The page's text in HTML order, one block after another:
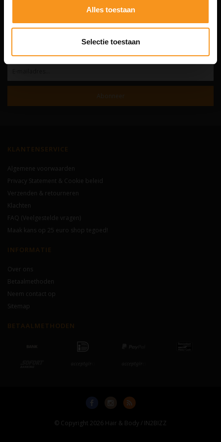
Alles toestaan
Selectie toestaan
De complete webshop voor haar- en lichaamsverzorging.
Abonneer
KLANTENSERVICE
Algemene voorwaarden
Privacy Statement & Cookie beleid
Verzenden & retourneren
Klachten
FAQ (Veelgestelde vragen)
Maak kans op 25 euro shop tegoed!
INFORMATIE
Over ons
Betaalmethoden
Neem contact op
Sitemap
BETAALMETHODEN
© Copyright 2026 Hair & Body / IN2BIZZ